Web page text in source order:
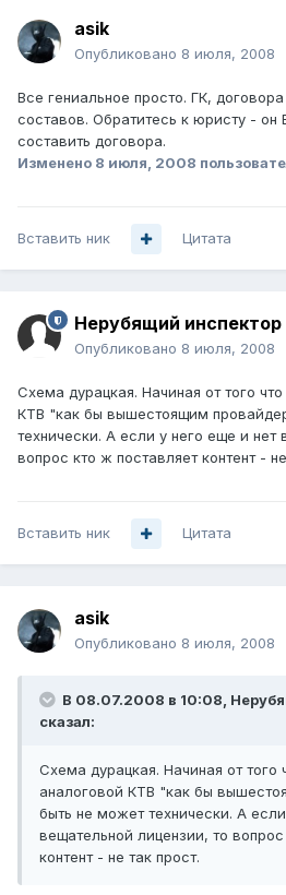
asik
Опубликовано 8 июля, 2008
Все гениальное просто. ГК,
составов. Обратитесь к юристу -
составить договора.
Изменено 8 июля, 2008
Вставить ник Цитата
Нерубящий инспектор
Опубликовано 8 июля, 2008
Схема дурацкая. Начиная от того
КТВ "как бы вышестоящим
технически. А если у него еще и нет
вопрос кто ж поставляет контент -
Вставить ник Цитата
asik
Опубликовано 8 июля, 2008
В 08.07.2008 в 10:08,
сказал:
Схема дурацкая. Начиная от того
аналоговой КТВ "как бы
быть не может технически. А
вещательной лицензии, то
контент - не так прост.